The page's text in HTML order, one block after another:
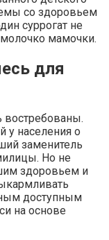
со здоровьем
суррогат не
мамочки.
для
у населения о
заменитель
Но не
здоровьем и
доступным
на основе